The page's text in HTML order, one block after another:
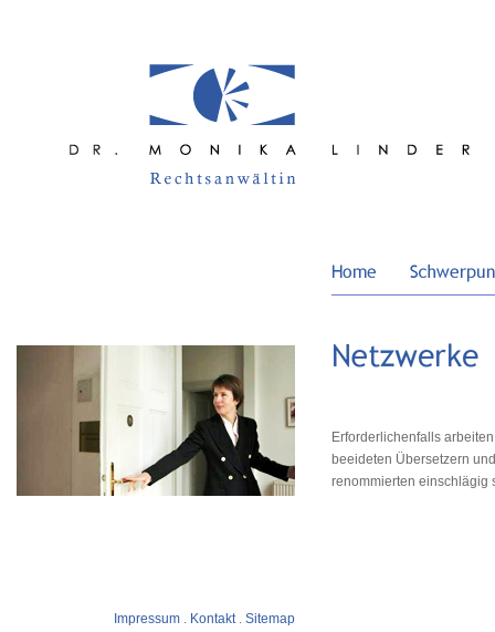
Impressum . Kontakt. Sitemap
Erforderlichenfalls
beeideten Übersetzern
renommierten einschlägig